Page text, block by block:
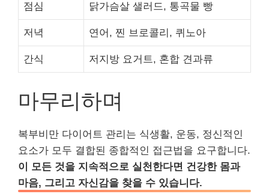
점심 닭가슴살 샐러드, 통곡물 빵
저녁 연어, 찐 브로콜리, 퀴노아
간식 저지방 요거트, 혼합 견과류
마무리하며
복부비만 다이어트 관리는 식생활, 운동, 정신적인
요소가 모두 결합된 종합적인 접근법을 요구합니다.
이 모든 것을 지속적으로 실천한다면 건강한 몸과
마음, 그리고 자신감을 찾을 수 있습니다.